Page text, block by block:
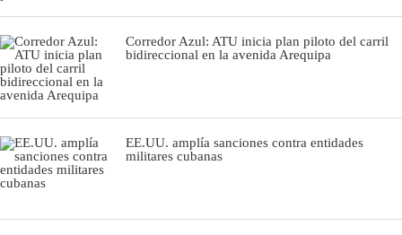
Corredor Azul: ATU inicia plan piloto del carril
bidireccional en la avenida Arequipa
EE.UU. amplía sanciones contra entidades
militares cubanas